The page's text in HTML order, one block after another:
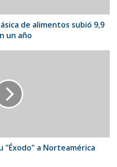
de alimentos subió 9,9
un año
"Éxodo" a Norteamérica